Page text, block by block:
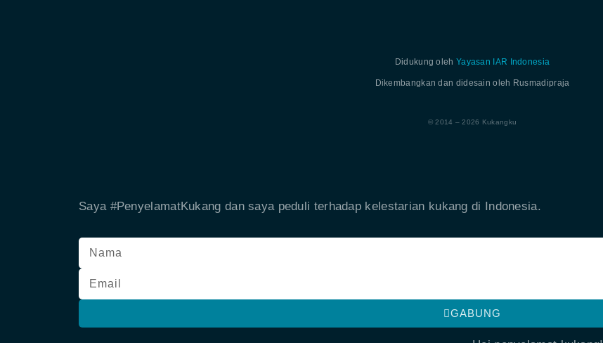
Didukung oleh Yayasan IAR Indonesia
Dikembangkan dan didesain oleh Rusmadipraja
© 2014 – 2026 Kukangku
Saya #PenyelamatKukang dan saya peduli terhadap kelestarian kukang di Indonesia.
GABUNG